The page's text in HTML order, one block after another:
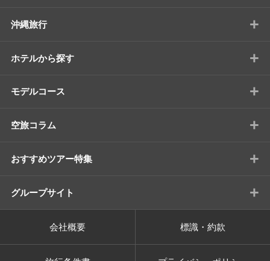
沖縄旅行 +
ホテルから探す +
モデルコース +
空旅コラム +
おすすめツアー特集 +
グループサイト +
会社概要 標識・約款